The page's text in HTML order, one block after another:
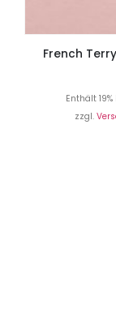
French
Enthält 19%
zzgl.